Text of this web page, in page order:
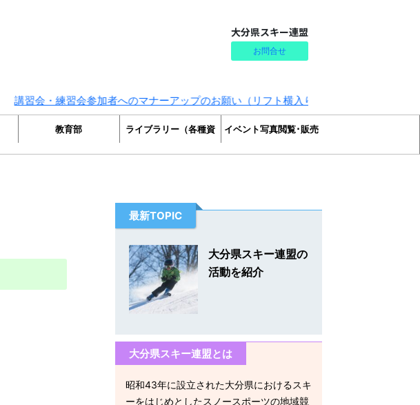
大分県スキー連盟
お問合せ
習会参加者へのマナーアップのお願い（リフト横入り・割込み防止）
教育部 ライブラリー（各種資
料）
イベント写真閲覧･販売
最新TOPIC
大分県スキー連盟の
活動を紹介
大分県スキー連盟とは
昭和43年に設立された大分県におけるスキ
ーをはじめとしたスノースポーツの地域競